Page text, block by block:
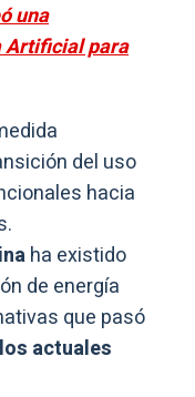
una
Artificial para
del uso
hacia
ha existido
de energía
que pasó
actuales